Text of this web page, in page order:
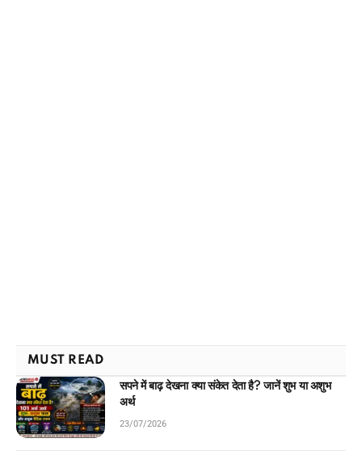
MUST READ
सपने में बाढ़ देखना क्या संकेत देता है? जानें शुभ या अशुभ
अर्थ
23/07/2026